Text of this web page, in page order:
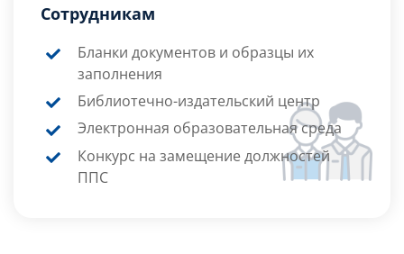
Сотрудникам
Бланки документов и образцы их
заполнения
Библиотечно-издательский центр
Электронная образовательная среда
Конкурс на замещение должностей
ППС